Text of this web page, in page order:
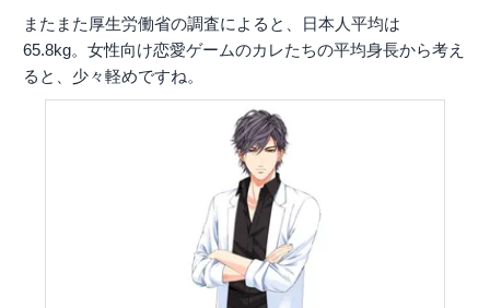
またまた厚生労働省の調査によると、日本人平均は
65.8kg。女性向け恋愛ゲームのカレたちの平均身長から考え
ると、少々軽めですね。